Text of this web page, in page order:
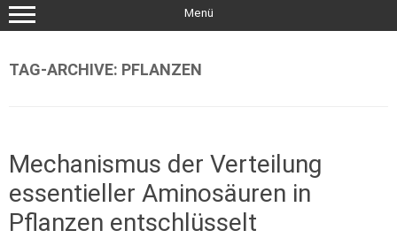
Menü
TAG-ARCHIVE: PFLANZEN
Mechanismus der Verteilung
essentieller Aminosäuren in
Pflanzen entschlüsselt